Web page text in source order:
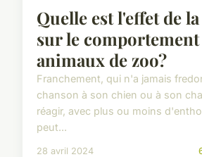
Quelle est l'effet de
sur le comportement
animaux de zoo?
Franchement, qui n'a jamais
chanson à son chien ou à son
réagir, avec plus ou moins
peut...
28 avril 2024